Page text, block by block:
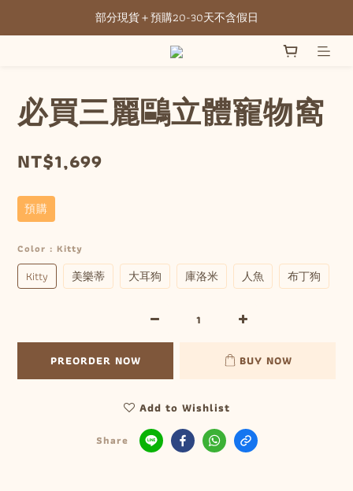
全館滿NT3500元免運
部分現貨＋預購20-30天不含假日
全館滿NT3500元免運
必買三麗鷗立體寵物窩
NT$1,699
預購
Color : Kitty
Kitty 美樂蒂 大耳狗 庫洛米 人魚 布丁狗
PREORDER NOW BUY NOW
Add to Wishlist
Share